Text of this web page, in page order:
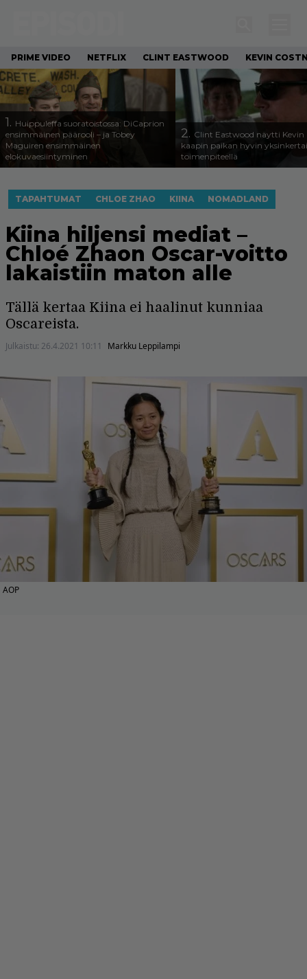
PRIME VIDEO NETFLIX CLINT EASTWOOD KEVIN
1. Huippuleffa suoratoistossa: DiCaprion
ensimmäinen päärooli – ja Tobey
Maguiren ensimmäinen
elokuvaesiintyminen
2. Clint Eastwood näytti Kevin
kaapin paikan hyvin
toimenpiteellä
TAPAHTUMAT CHLOE ZHAO KIINA NOMADLAND
Kiina hiljensi mediat –
Chloé Zhaon Oscar-voitto
lakaistiin maton alle
Tällä kertaa Kiina ei haalinut kunniaa
Oscareista.
Julkaistu: 26.4.2021 10:11 Markku Leppilampi
AOP